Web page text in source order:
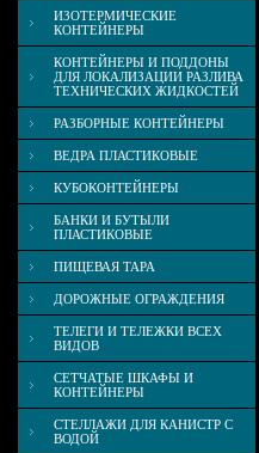
ИЗОТЕРМИЧЕСКИЕ
КОНТЕЙНЕРЫ
КОНТЕЙНЕРЫ И ПОДДОНЫ
ДЛЯ ЛОКАЛИЗАЦИИ РАЗЛИВА
ТЕХНИЧЕСКИХ ЖИДКОСТЕЙ
РАЗБОРНЫЕ КОНТЕЙНЕРЫ
ВЕДРА ПЛАСТИКОВЫЕ
КУБОКОНТЕЙНЕРЫ
БАНКИ И БУТЫЛИ
ПЛАСТИКОВЫЕ
ПИЩЕВАЯ ТАРА
ДОРОЖНЫЕ ОГРАЖДЕНИЯ
ТЕЛЕГИ И ТЕЛЕЖКИ ВСЕХ
ВИДОВ
СЕТЧАТЫЕ ШКАФЫ И
КОНТЕЙНЕРЫ
СТЕЛЛАЖИ ДЛЯ КАНИСТР С
ВОДОЙ